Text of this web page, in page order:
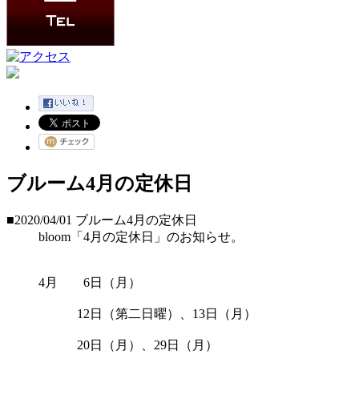
ブルーム4月の定休日
■2020/04/01 ブルーム4月の定休日
bloom「4月の定休日」のお知らせ。
4月 6日（月）
12日（第二日曜）、13日（月）
20日（月）、29日（月）